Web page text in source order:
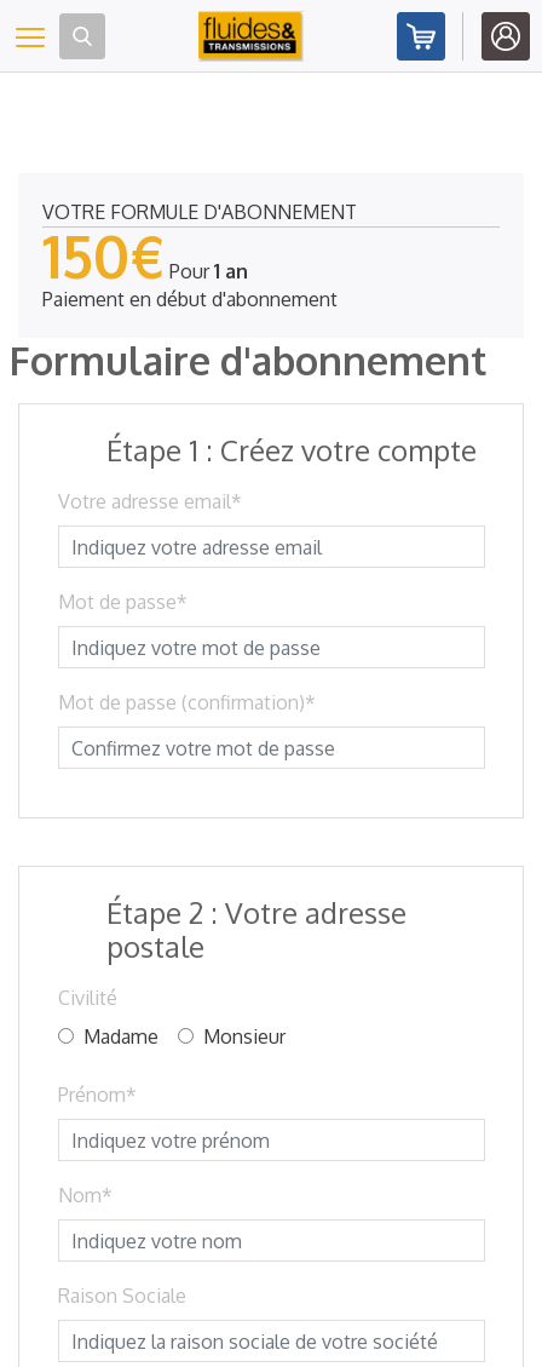
Toggle navigation
Formulaire d'abonnement
Étape 1 : Créez votre compte
Votre adresse email
Mot de passe
Mot de passe (confirmation)
Étape 2 : Votre adresse
postale
Civilité
Madame
Monsieur
Prénom
Nom
Raison Sociale
VOTRE FORMULE D'ABONNEMENT
150€ Pour1 an
Paiement en début d'abonnement
Panneau de gestion des cookies